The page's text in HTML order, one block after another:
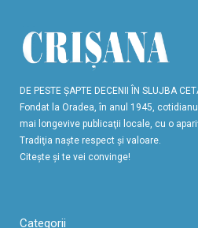
DE PESTE ŞAPTE DECENII ÎN SLUJBA
Fondat la Oradea, în anul 1945,
mai longevive publicaţii locale, cu o
Tradiţia naşte respect şi valoare.
Citeşte şi te vei convinge!
Categorii